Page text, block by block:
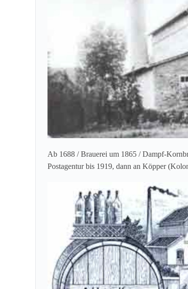
Ab 1688 / Brauerei um 1865 / Dampf-
Postagentur bis 1919, dann an Köpper